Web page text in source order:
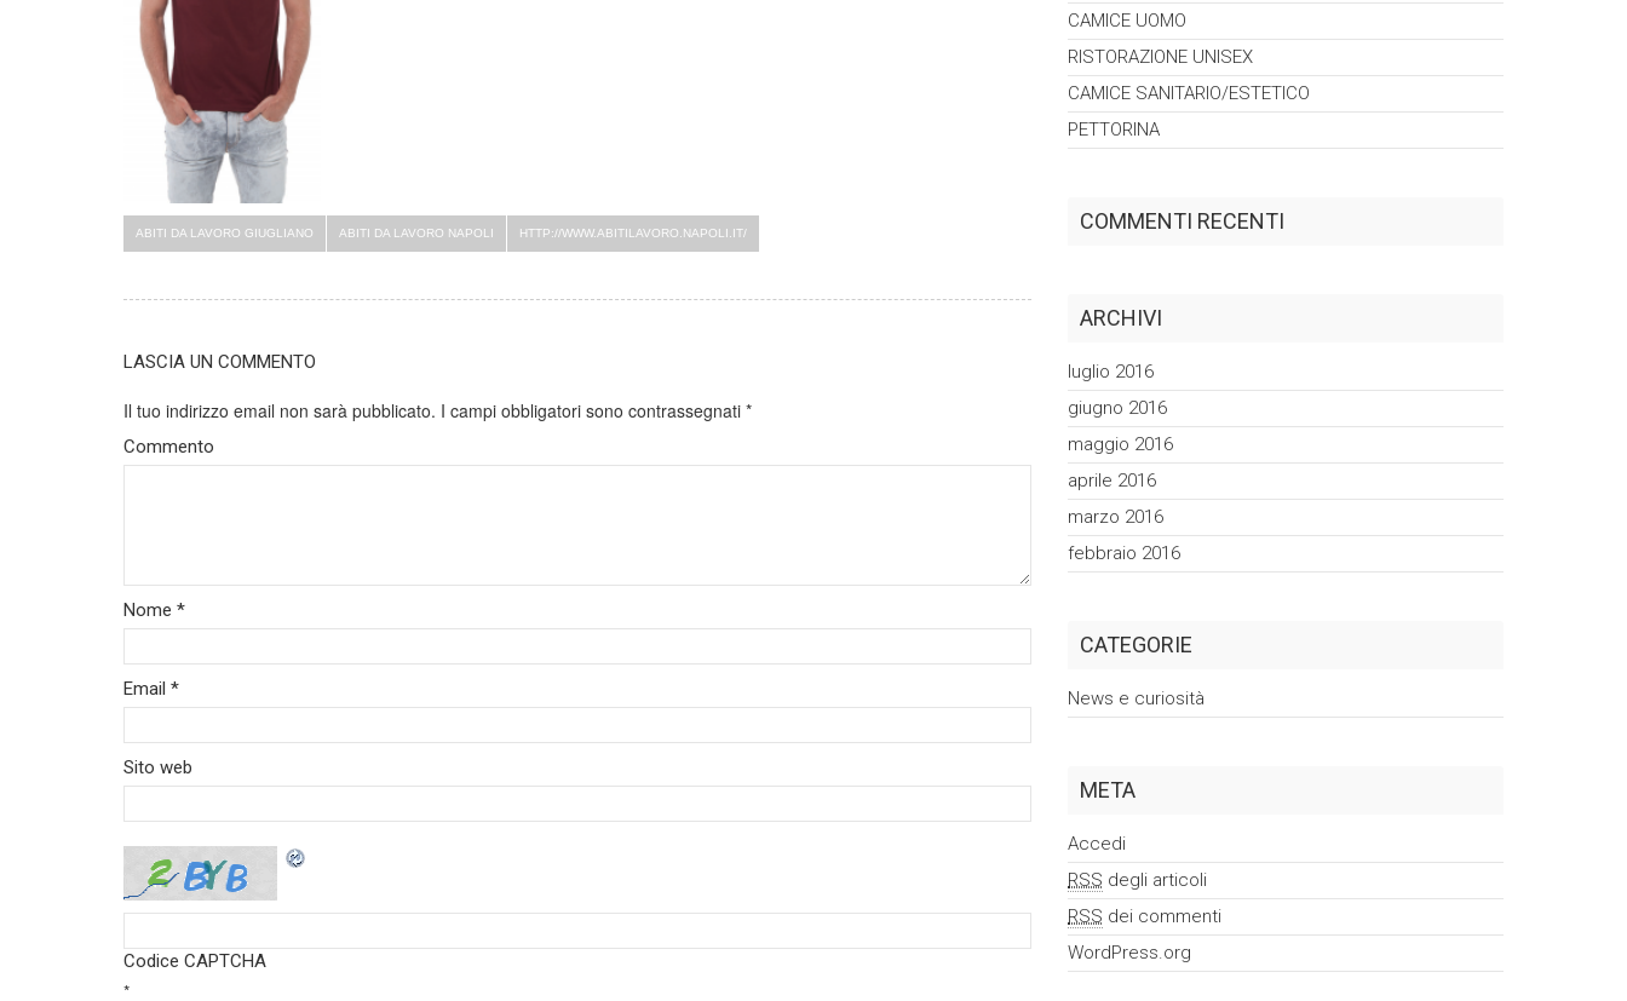
ABITI DA LAVORO GIUGLIANO ABITI DA LAVORO NAPOLI HTTP://WWW.ABITILAVORO.NAPOLI.IT/
LASCIA UN COMMENTO
Il tuo indirizzo email non sarà pubblicato. I campi obbligatori sono contrassegnati *
Commento
Nome *
Email *
Sito web
Codice CAPTCHA
*
CAMICE UOMO
RISTORAZIONE UNISEX
CAMICE SANITARIO/ESTETICO
PETTORINA
COMMENTI RECENTI
ARCHIVI
luglio 2016
giugno 2016
maggio 2016
aprile 2016
marzo 2016
febbraio 2016
CATEGORIE
News e curiosità
META
Accedi
RSS degli articoli
RSS dei commenti
WordPress.org